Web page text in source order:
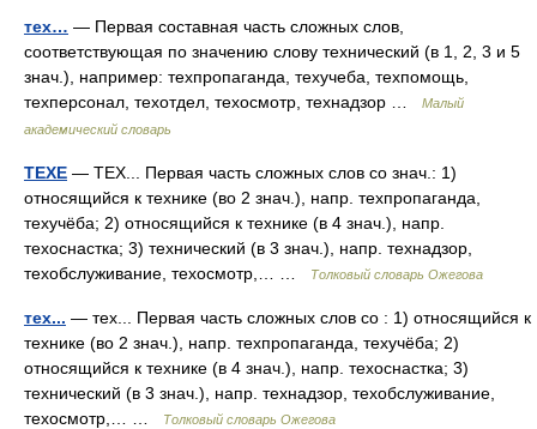
тех… — Первая составная часть сложных слов,
соответствующая по значению слову технический (в 1, 2, 3 и 5
знач.), например: техпропаганда, техучеба, техпомощь,
техперсонал, техотдел, техосмотр, технадзор …
Малый
академический словарь
ТЕХЕ — ТЕХ... Первая часть сложных слов со знач.: 1)
относящийся к технике (во 2 знач.), напр. техпропаганда,
техучёба; 2) относящийся к технике (в 4 знач.), напр.
техоснастка; 3) технический (в 3 знач.), напр. технадзор,
техобслуживание, техосмотр,… …
Толковый словарь Ожегова
тех... — тех... Первая часть сложных слов со : 1) относящийся к
технике (во 2 знач.), напр. техпропаганда, техучёба; 2)
относящийся к технике (в 4 знач.), напр. техоснастка; 3)
технический (в 3 знач.), напр. технадзор, техобслуживание,
техосмотр,… …
Толковый словарь Ожегова